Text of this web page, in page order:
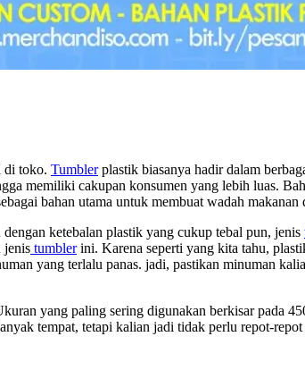
di toko. Tumblerplastik biasanya hadir dalam
memiliki cakupan konsumen yang lebih luas.
bahan utama untuk membuat wadah makanan
ketebalan plastik yang cukup tebal pun, jenis
jenis tumblerini. Karena seperti yang kita tahu,
yang terlalu panas. jadi, pastikan minuman
yang paling sering digunakan berkisar pada
tempat, tetapi kalian jadi tidak perlu repot-